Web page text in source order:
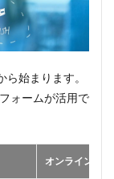
始まります。
ォームが活用で
オンライン展